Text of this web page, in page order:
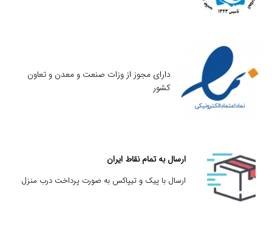
دارای مجوز از وزات صنعت و معدن و تعاون
کشور
ارسال به تمام نقاط ایران
ارسال با پیک و تیپاکس به صورت پرداخت درب منزل